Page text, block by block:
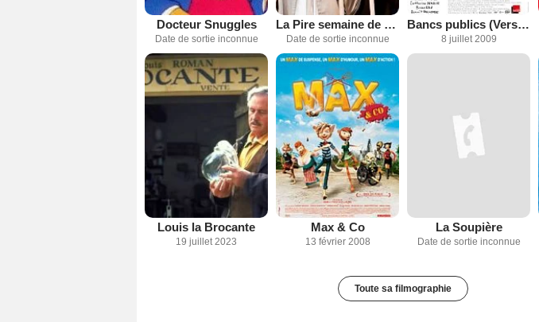
Docteur Snuggles
Date de sortie inconnue
La Pire semaine de ma vie
Date de sortie inconnue
Bancs publics (Versailles rive droite)
8 juillet 2009
Louis la Brocante
19 juillet 2023
Max & Co
13 février 2008
La Soupière
Date de sortie inconnue
Toute sa filmographie